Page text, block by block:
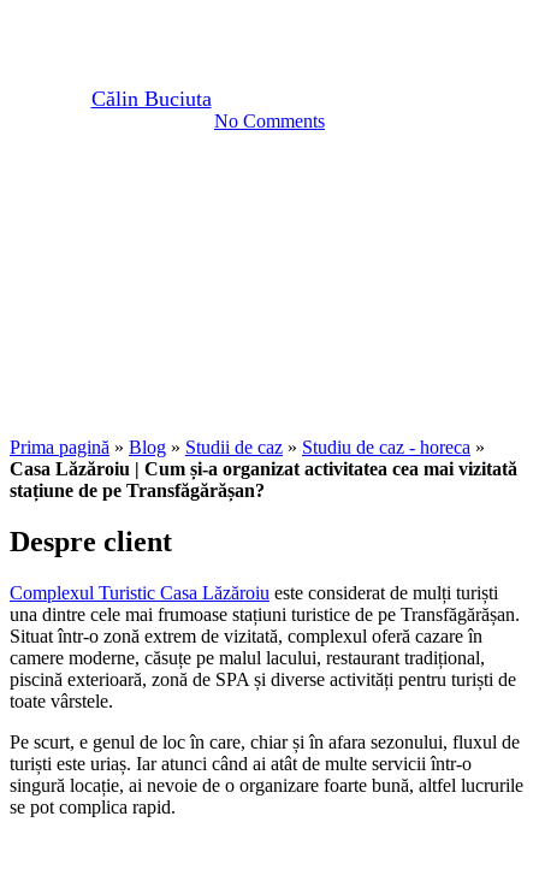
Călin Buciuta
No Comments
Prima pagină » Blog » Studii de caz » Studiu de caz - horeca »
Casa Lăzăroiu | Cum și-a organizat activitatea cea mai vizitată
stațiune de pe Transfăgărășan?
Despre client
Complexul Turistic Casa Lăzăroiu este considerat de mulți turiști
una dintre cele mai frumoase stațiuni turistice de pe Transfăgărășan.
Situat într-o zonă extrem de vizitată, complexul oferă cazare în
camere moderne, căsuțe pe malul lacului, restaurant tradițional,
piscină exterioară, zonă de SPA și diverse activități pentru turiști de
toate vârstele.
Pe scurt, e genul de loc în care, chiar și în afara sezonului, fluxul de
turiști este uriaș. Iar atunci când ai atât de multe servicii într-o
singură locație, ai nevoie de o organizare foarte bună, altfel lucrurile
se pot complica rapid.